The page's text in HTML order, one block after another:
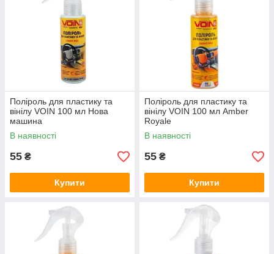
Поліроль для пластику та
вінілу VOIN 100 мл Нова
машина
В наявності
55 ₴
Купити
Поліроль для пластику та
вінілу VOIN 100 мл Amber
Royale
В наявності
55 ₴
Купити